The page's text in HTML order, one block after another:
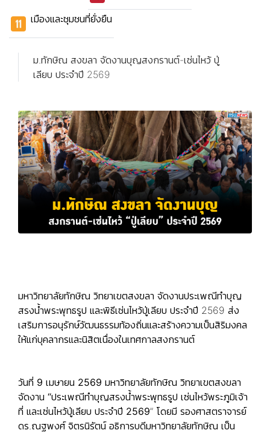
เมืองและชุมชนที่ยั่งยืน
ม.ทักษิณ สงขลา จัดงานบุญสงกรานต์-เซ่นไหว้ ปู่
เลียบ ประจำปี 2569
มหาวิทยาลัยทักษิณ วิทยาเขตสงขลา จัดงานประเพณีทำบุญ
สรงน้ำพระพุทธรูป และพิธีเซ่นไหว้ปู่เลียบ ประจำปี 2569 ส่ง
เสริมการอนุรักษ์วัฒนธรรมท้องถิ่นและสร้างความเป็นสิริมงคล
ให้แก่บุคลากรและนิสิตเนื่องในเทศกาลสงกรานต์
วันที่ 9 เมษายน 2569 มหาวิทยาลัยทักษิณ วิทยาเขตสงขลา
จัดงาน “ประเพณีทำบุญสรงน้ำพระพุทธรูป เซ่นไหว้พระภูมิเจ้า
ที่ และเซ่นไหว้ปู่เลียบ ประจำปี 2569” โดยมี รองศาสตราจารย์
ดร.ณฐพงศ์ จิตรนิรัตน์ อธิการบดีมหาวิทยาลัยทักษิณ เป็น